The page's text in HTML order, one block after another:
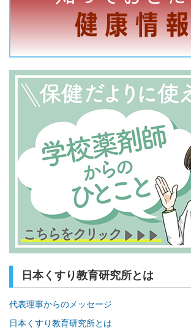
日本くすり教育研究所とは
代表理事からのメッセージ
日本くすり教育研究所とは